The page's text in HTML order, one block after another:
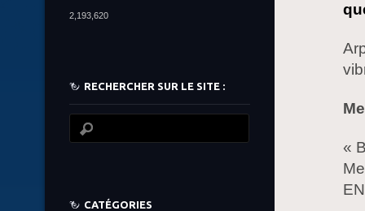
«
2,193,620
RECHERCHER SUR LE SITE :
CATÉGORIES